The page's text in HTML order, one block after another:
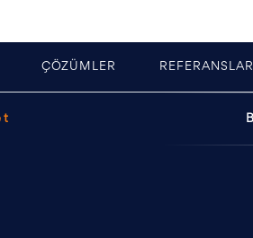
ÇÖZÜMLER